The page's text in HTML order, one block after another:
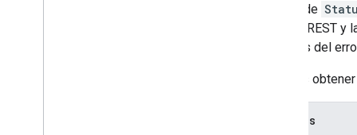
El tipo de
API de REST y
detalles del
Puedes
Campos